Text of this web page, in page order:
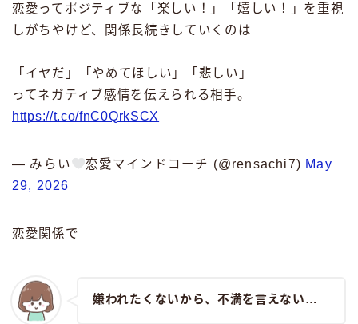
恋愛ってポジティブな「楽しい！」「嬉しい！」を重視
しがちやけど、関係長続きしていくのは
「イヤだ」「やめてほしい」「悲しい」
ってネガティブ感情を伝えられる相手。
https://t.co/fnC0QrkSCX
— みらい 恋愛マインドコーチ (@rensachi7) May
29, 2026
恋愛関係で
嫌われたくないから、不満を言えない…